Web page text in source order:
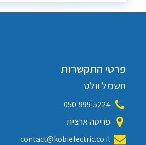
פרטי התקשרות
חשמל וולט
050-999-5224
פריסה ארצית
contact@kobielectric.co.il